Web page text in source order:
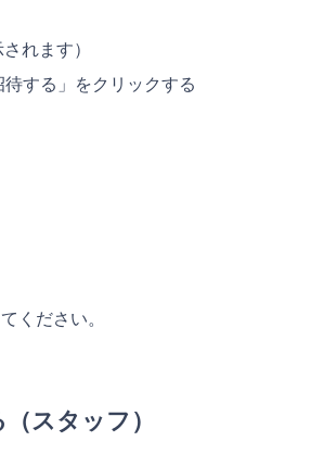
れます）
する」をクリックする
ください。
スタッフ）